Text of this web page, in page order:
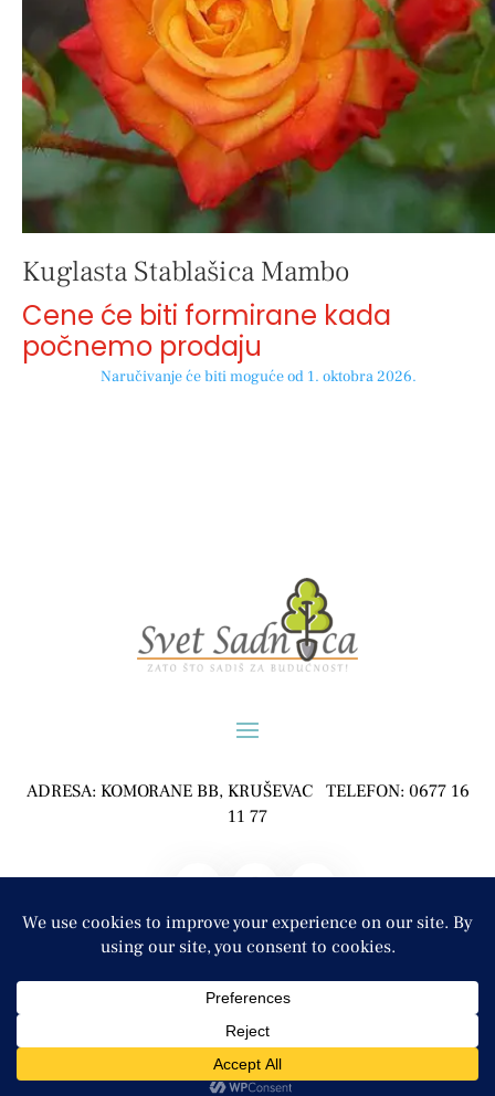
Kuglasta Stablašica Mambo
Cene će biti formirane kada
počnemo prodaju
Naručivanje će biti moguće od 1. oktobra 2026.
ADRESA: KOMORANE BB, KRUŠEVAC TELEFON: 0677 16
11 77
POLJOPRIVREDNO GAZDINSTVO ĐURĐEVIĆ, KOMORANE
COPYRIGHT © 2024